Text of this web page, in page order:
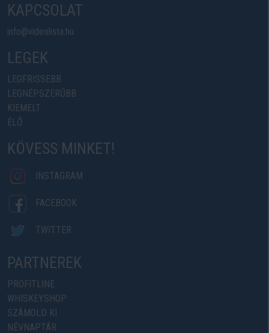
KAPCSOLAT
info@videolista.hu
LEGEK
LEGFRISSEBB
LEGNÉPSZERŰBB
KIEMELT
ÉLŐ
KÖVESS MINKET!
INSTAGRAM
FACEBOOK
TWITTER
PARTNEREK
PROFITLINE
WHISKEYSHOP
SZÁMOLD KI
NÉVNAPTÁR